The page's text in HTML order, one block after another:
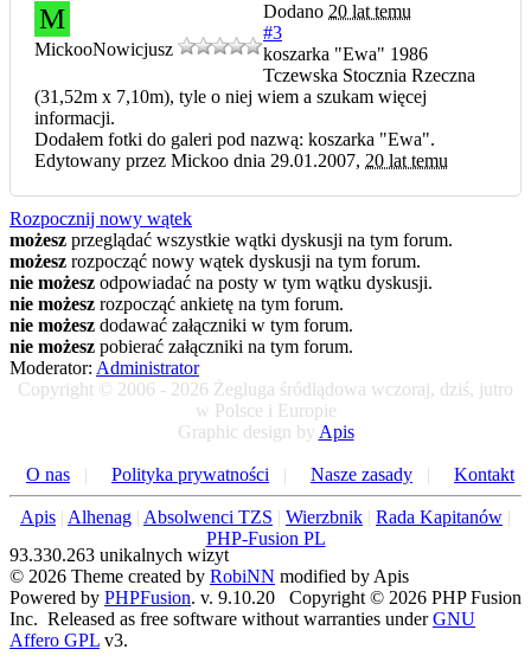
M
MickooNowicjusz
Dodano 20 lat temu
#3
koszarka "Ewa" 1986
Tczewska Stocznia Rzeczna
(31,52m x 7,10m), tyle o niej wiem a szukam więcej
informacji.
Dodałem fotki do galeri pod nazwą: koszarka "Ewa".
Edytowany przez Mickoo dnia 29.01.2007, 20 lat temu
Rozpocznij nowy wątek
możesz przeglądać wszystkie wątki dyskusji na tym forum.
możesz rozpocząć nowy wątek dyskusji na tym forum.
nie możesz odpowiadać na posty w tym wątku dyskusji.
nie możesz rozpocząć ankietę na tym forum.
nie możesz dodawać załączniki w tym forum.
nie możesz pobierać załączniki na tym forum.
Moderator: Administrator
Copyright © 2006 - 2026 Żegluga śródlądowa wczoraj, dziś, jutro
w Polsce i Europie
Graphic design by Apis
O nas | Polityka prywatności | Nasze zasady | Kontakt
Apis | Alhenag | Absolwenci TZS | Wierzbnik | Rada Kapitanów |
PHP-Fusion PL
93.330.263 unikalnych wizyt
© 2026 Theme created by RobiNN modified by Apis
Powered by PHPFusion. v. 9.10.20 Copyright © 2026 PHP Fusion
Inc. Released as free software without warranties underGNU
Affero GPL v3.